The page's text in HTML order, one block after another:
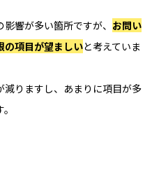
響が多い箇所ですが、 お問い
の項目が望ましいと考えていま
りますし、あまりに項目が多